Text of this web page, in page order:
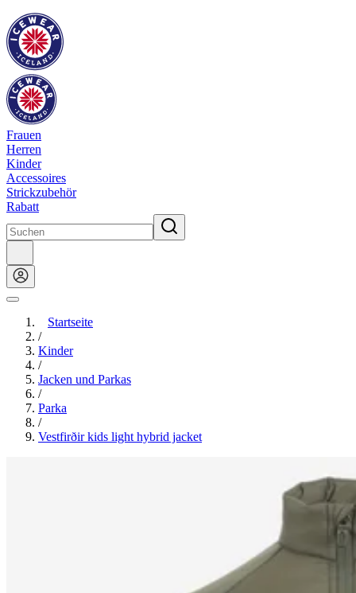
Frauen
Herren
Kinder
Accessoires
Strickzubehör
Rabatt
Startseite
/
Kinder
/
Jacken und Parkas
/
Parka
/
Vestfirðir kids light hybrid jacket